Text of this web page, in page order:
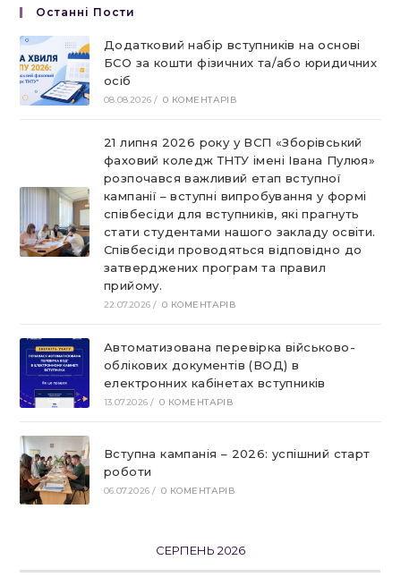
Останні Пости
Додатковий набір вступників на основі
БСО за кошти фізичних та/або юридичних
осіб
08.08.2026 / 0 КОМЕНТАРІВ
21 липня 2026 року у ВСП «Зборівський
фаховий коледж ТНТУ імені Івана Пулюя»
розпочався важливий етап вступної
кампанії – вступні випробування у формі
співбесіди для вступників, які прагнуть
стати студентами нашого закладу освіти.
Співбесіди проводяться відповідно до
затверджених програм та правил
прийому.
22.07.2026 / 0 КОМЕНТАРІВ
Автоматизована перевірка військово-
облікових документів (ВОД) в
електронних кабінетах вступників
13.07.2026 / 0 КОМЕНТАРІВ
Вступна кампанія – 2026: успішний старт
роботи
06.07.2026 / 0 КОМЕНТАРІВ
СЕРПЕНЬ 2026